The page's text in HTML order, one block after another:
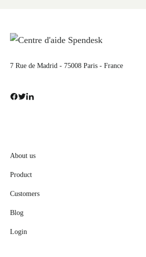
7 Rue de Madrid - 75008 Paris - France
About us
Product
Customers
Blog
Login